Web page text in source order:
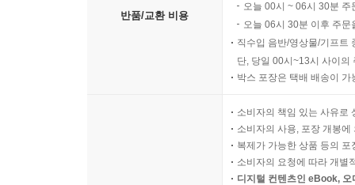
반품/교환 비용
오늘 00시 ~ 06시 30분
오늘 06시 30분 이후 주
직수입 음반/영상물/기프트
단, 당일 00시~13시 사이의
박스 포장은 택배 배송이
소비자의 책임 있는 사유로
소비자의 사용, 포장 개봉
복제가 가능한 상품 등의
소비자의 요청에 따라 개별
디지털 컨텐츠인 eBook,